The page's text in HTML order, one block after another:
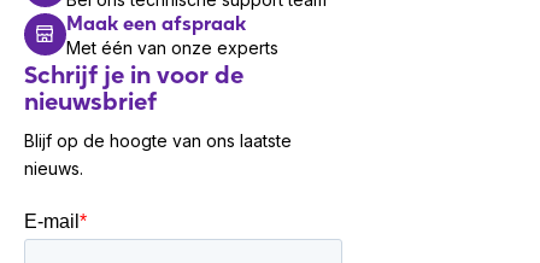
Maak een afspraak
Met één van onze experts
Schrijf je in voor de
nieuwsbrief
Blijf op de hoogte van ons laatste
nieuws.